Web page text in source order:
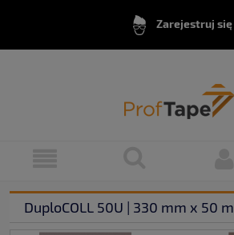
Zarejestruj się
DuploCOLL 50U | 330 mm x 50 m